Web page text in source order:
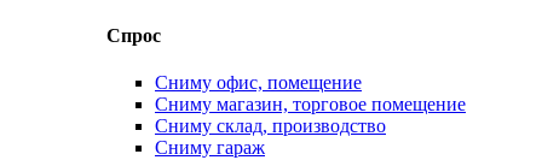
Спрос
Сниму офис, помещение
Сниму магазин, торговое помещение
Сниму склад, производство
Сниму гараж